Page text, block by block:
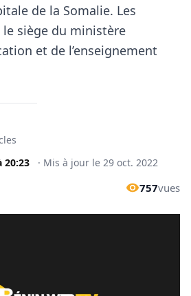
de la Somalie. Les
siège du ministère
et de l’enseignement
20:23 · Mis à jour le 29 oct. 2022
757vues